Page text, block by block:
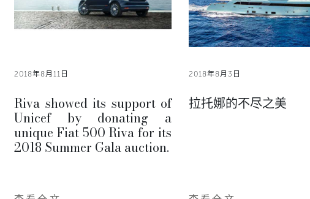
2018年8月11日
Riva showed its support of
Unicef by donating a
unique Fiat 500 Riva for its
2018 Summer Gala auction.
2018年8月3日
拉托娜的不尽之美